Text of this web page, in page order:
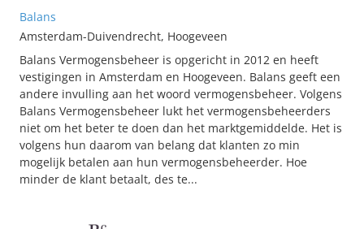
Balans
Amsterdam-Duivendrecht, Hoogeveen
Balans Vermogensbeheer is opgericht in 2012 en heeft
vestigingen in Amsterdam en Hoogeveen. Balans geeft een
andere invulling aan het woord vermogensbeheer. Volgens
Balans Vermogensbeheer lukt het vermogensbeheerders
niet om het beter te doen dan het marktgemiddelde. Het is
volgens hun daarom van belang dat klanten zo min
mogelijk betalen aan hun vermogensbeheerder. Hoe
minder de klant betaalt, des te...